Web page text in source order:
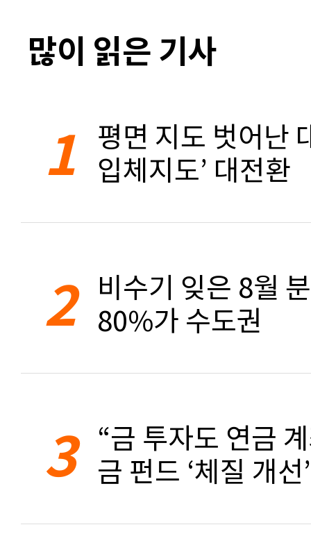
많이 읽은 기사
1 평면 지도 벗어난
입체지도’ 대전환
2 비수기 잊은 8월
80%가 수도권
3 “금 투자도 연금
금 펀드 ‘체질 개선’